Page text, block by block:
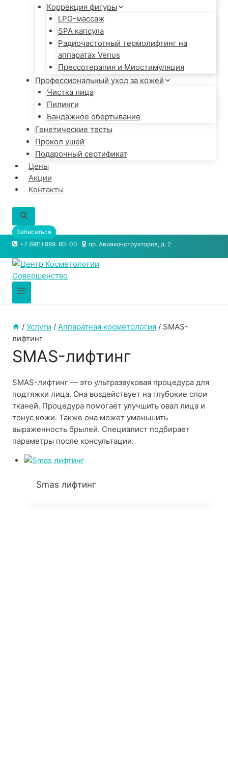
Коррекция фигуры
LPG-массаж
SPA капсула
Радиочастотный термолифтинг на
аппаратах Venus
Прессотерапия и Миостимуляция
Профессиональный уход за кожей
Чистка лица
Пилинги
Бандажное обертывание
Генетические тесты
Прокол ушей
Подарочный сертификат
Цены
Акции
Контакты
Записаться
+7 (981) 989-80-00
пр. Авиаконструкторов, д. 2
/ Услуги / Аппаратная косметология / SMAS-
лифтинг
SMAS-лифтинг
SMAS-лифтинг — это ультразвуковая процедура для
подтяжки лица. Она воздействует на глубокие слои
тканей. Процедура помогает улучшить овал лица и
тонус кожи. Также она может уменьшить
выраженность брылей. Специалист подбирает
параметры после консультации.
Smas лифтинг